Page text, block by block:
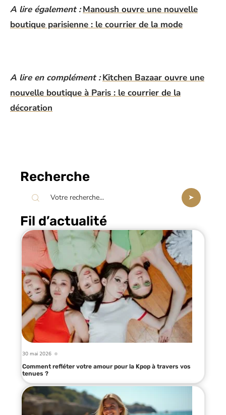
A lire également : Manoush ouvre une nouvelle
boutique parisienne : le courrier de la mode
A lire en complément : Kitchen Bazaar ouvre une
nouvelle boutique à Paris : le courrier de la
décoration
Recherche
Fil d’actualité
30 mai 2026
Comment refléter votre amour pour la Kpop à travers vos
tenues ?